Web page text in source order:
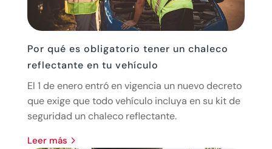
Por qué es obligatorio tener un chaleco
reflectante en tu vehículo
El 1 de enero entró en vigencia un nuevo decreto
que exige que todo vehículo incluya en su kit de
seguridad un chaleco reflectante.
leer más